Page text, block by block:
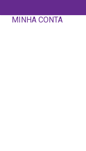
MINHA CONTA